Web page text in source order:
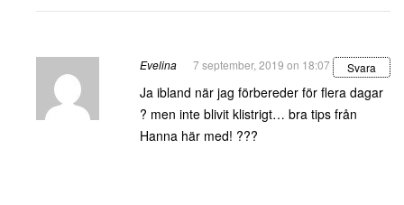
Evelina 7 september, 2019 on 18:07 Svara
Ja ibland när jag förbereder för flera dagar
? men inte blivit klistrigt… bra tips från
Hanna här med! ???